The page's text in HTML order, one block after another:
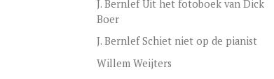
J. Bernlef Uit het fotoboek van Dick
Boer
J. Bernlef Schiet niet op de pianist
Willem Weijters